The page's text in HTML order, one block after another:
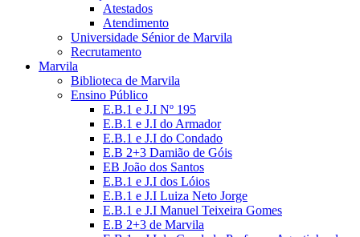
Atestados
Atendimento
Universidade Sénior de Marvila
Recrutamento
Marvila
Biblioteca de Marvila
Ensino Público
E.B.1 e J.I Nº 195
E.B.1 e J.I do Armador
E.B.1 e J.I do Condado
E.B 2+3 Damião de Góis
EB João dos Santos
E.B.1 e J.I dos Lóios
E.B.1 e J.I Luiza Neto Jorge
E.B.1 e J.I Manuel Teixeira Gomes
E.B 2+3 de Marvila